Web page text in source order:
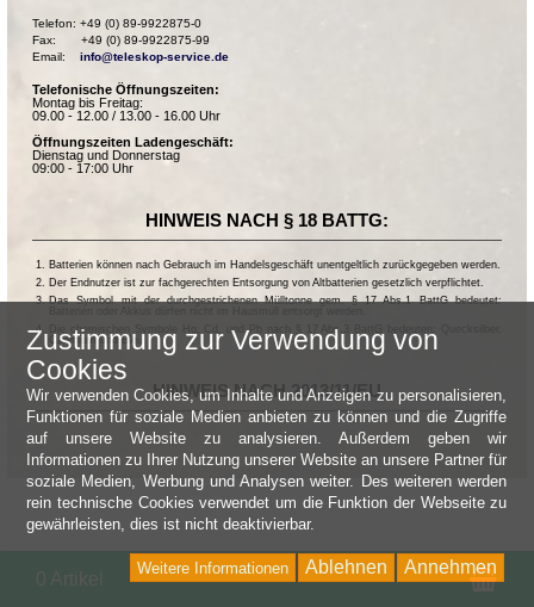
Telefon: +49 (0) 89-9922875-0
Fax:       +49 (0) 89-9922875-99
Email: info@teleskop-service.de
Telefonische Öffnungszeiten:
Montag bis Freitag:
09.00 - 12.00 / 13.00 - 16.00 Uhr
Öffnungszeiten Ladengeschäft:
Dienstag und Donnerstag
09:00 - 17:00 Uhr
HINWEIS NACH § 18 BATTG:
Batterien können nach Gebrauch im Handelsgeschäft unentgeltlich zurückgegeben werden.
Der Endnutzer ist zur fachgerechten Entsorgung von Altbatterien gesetzlich verpflichtet.
Das Symbol mit der durchgestrichenen Mülltonne gem. § 17 Abs.1 BattG bedeutet:
Die chemischen Symbole Hg, Cd, und Pb nach § 17 Abs.3 BattG bedeuten: Quecksilber,
Cadmium und Blei.
HINWEIS NACH 2013/11/EU
Zustimmung zur Verwendung von
Cookies
Wir verwenden Cookies, um Inhalte und Anzeigen zu personalisieren,
Funktionen für soziale Medien anbieten zu können und die Zugriffe
auf unsere Website zu analysieren. Außerdem geben wir
Informationen zu Ihrer Nutzung unserer Website an unsere Partner für
soziale Medien, Werbung und Analysen weiter. Des weiteren werden
rein technische Cookies verwendet um die Funktion der Webseite zu
gewährleisten, dies ist nicht deaktivierbar.
Annehmen
Ablehnen
Weitere Informationen